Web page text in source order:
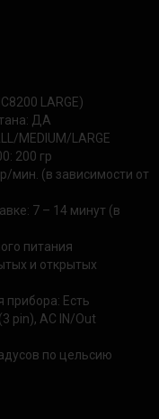
LARGE)
ДА
MEDIUM/LARGE
200 гр
мин. (в зависимости от
7 – 14 минут (в
питания
и открытых
прибора: Есть
pin), AC IN/Out
по цельсию